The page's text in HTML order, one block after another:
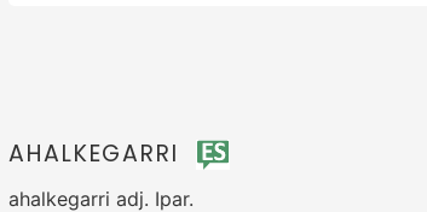
AHALKEGARRI
ahalkegarri adj. Ipar.